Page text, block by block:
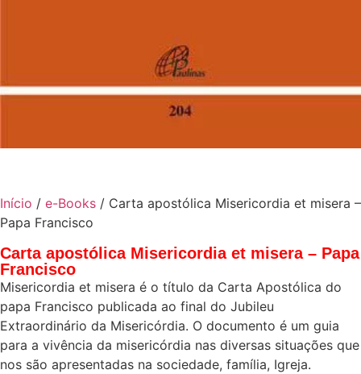
Início / e-Books / Carta apostólica Misericordia et misera –
Papa Francisco
Carta apostólica Misericordia et misera – Papa
Francisco
Misericordia et misera é o título da Carta Apostólica do
papa Francisco publicada ao final do Jubileu
Extraordinário da Misericórdia. O documento é um guia
para a vivência da misericórdia nas diversas situações que
nos são apresentadas na sociedade, família, Igreja.